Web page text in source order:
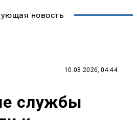
новость
10.08.2026, 04:44
службы